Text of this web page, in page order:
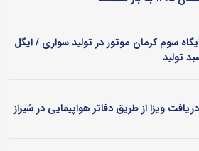
سوم کرمان موتور در تولید سواری / ایگل
تولید
ویزا از طریق دفاتر هواپیمایی در شیراز